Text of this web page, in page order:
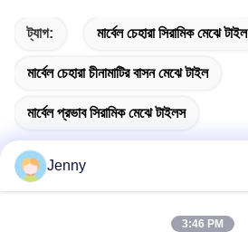
ট্যাগ: মার্বেল চেহারা সিরামিক মেঝে টাইল
মার্বেল চেহারা চীনামাটির বাসন মেঝে টাইল
মার্বেল প্রভাব সিরামিক মেঝে টাইলস
Jenny
3:46 PM